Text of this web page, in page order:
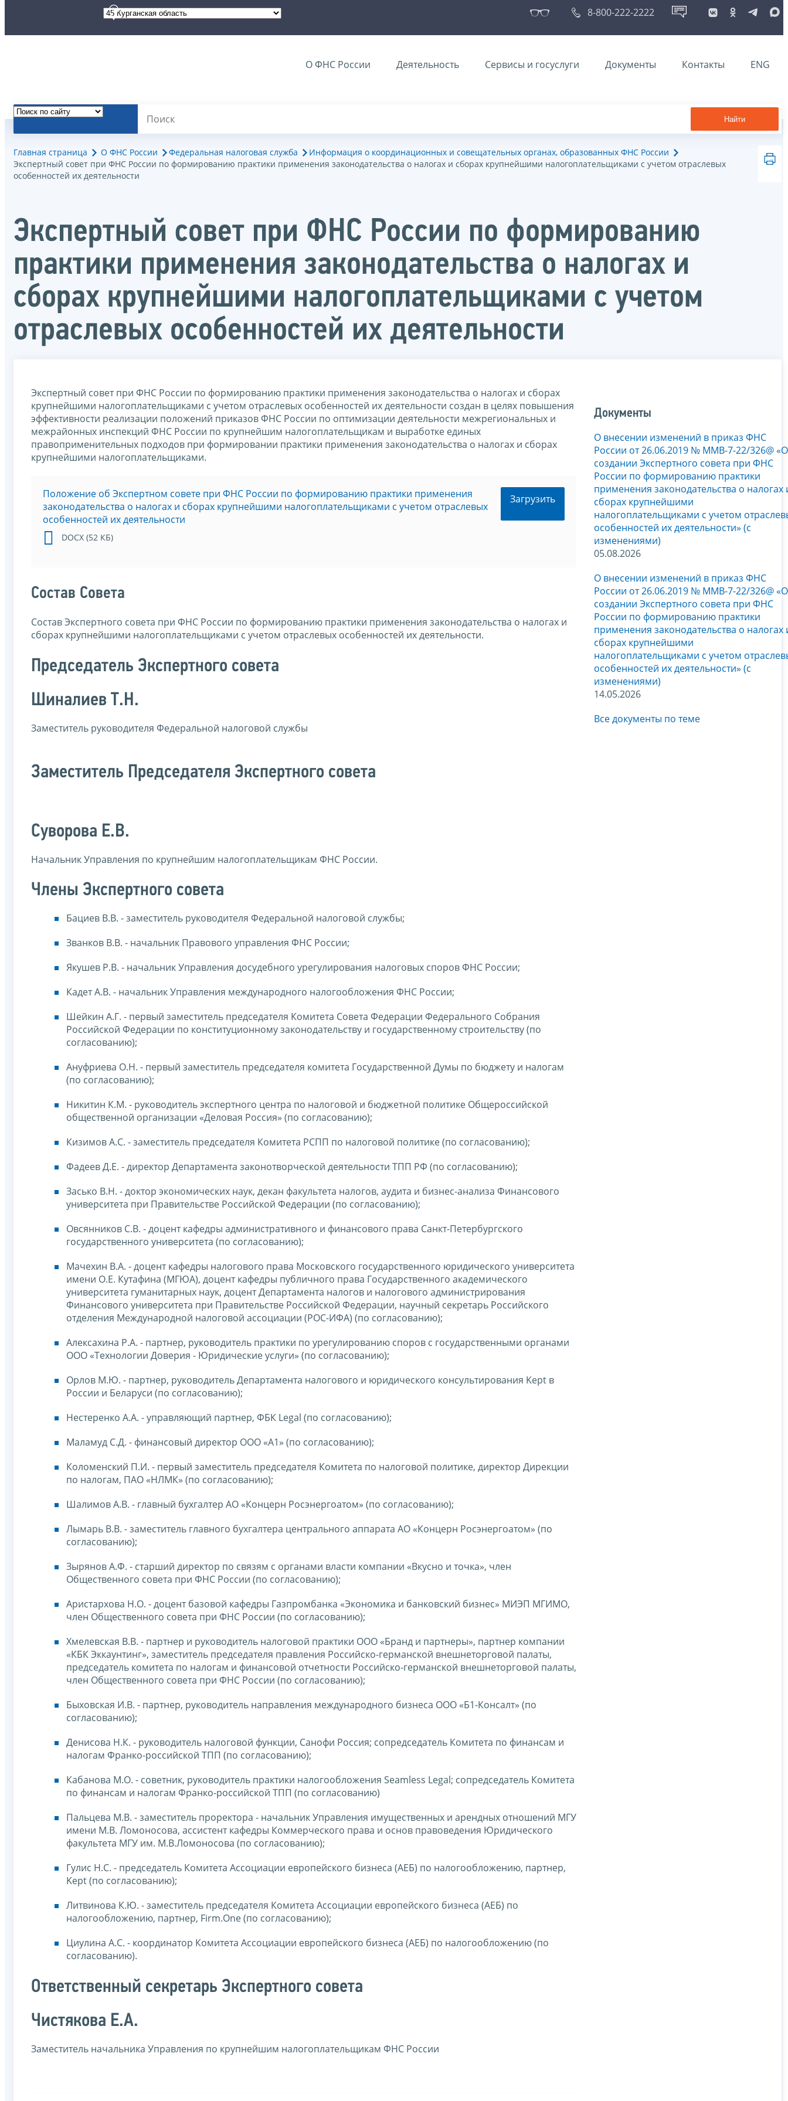
8-800-222-2222
О ФНС России Деятельность Сервисы и госуслуги Документы Контакты ENG
Найти
Главная страница О ФНС России Федеральная налоговая служба
Информация о координационных и совещательных органах, образованных ФНС России
Экспертный совет при ФНС России по формированию практики применения законодательства о налогах и сборах крупнейшими налогоплательщиками с учетом отраслевых
особенностей их деятельности
Экспертный совет при ФНС России по формированию
практики применения законодательства о налогах и
сборах крупнейшими налогоплательщиками с учетом
отраслевых особенностей их деятельности
Экспертный совет при ФНС России по формированию практики применения законодательства о налогах и сборах
крупнейшими налогоплательщиками с учетом отраслевых особенностей их деятельности создан в целях повышения
эффективности реализации положений приказов ФНС России по оптимизации деятельности межрегиональных и
межрайонных инспекций ФНС России по крупнейшим налогоплательщикам и выработке единых
правоприменительных подходов при формировании практики применения законодательства о налогах и сборах
крупнейшими налогоплательщиками.
Положение об Экспертном совете при ФНС России по формированию практики применения
законодательства о налогах и сборах крупнейшими налогоплательщиками с учетом отраслевых
особенностей их деятельности
DOCX (52 КБ)
Загрузить
Состав Совета
Состав Экспертного совета при ФНС России по формированию практики применения законодательства о налогах и
сборах крупнейшими налогоплательщиками с учетом отраслевых особенностей их деятельности.
Председатель Экспертного совета
Шиналиев Т.Н.
Заместитель руководителя Федеральной налоговой службы
Заместитель Председателя Экспертного совета
Суворова Е.В.
Начальник Управления по крупнейшим налогоплательщикам ФНС России.
Члены Экспертного совета
Бациев В.В. - заместитель руководителя Федеральной налоговой службы;
Званков В.В. - начальник Правового управления ФНС России;
Якушев Р.В. - начальник Управления досудебного урегулирования налоговых споров ФНС России;
Кадет А.В. - начальник Управления международного налогообложения ФНС России;
Шейкин А.Г. - первый заместитель председателя Комитета Совета Федерации Федерального Собрания
Российской Федерации по конституционному законодательству и государственному строительству (по
согласованию);
Ануфриева О.Н. - первый заместитель председателя комитета Государственной Думы по бюджету и налогам
(по согласованию);
Никитин К.М. - руководитель экспертного центра по налоговой и бюджетной политике Общероссийской
общественной организации «Деловая Россия» (по согласованию);
Кизимов А.С. - заместитель председателя Комитета РСПП по налоговой политике (по согласованию);
Фадеев Д.Е. - директор Департамента законотворческой деятельности ТПП РФ (по согласованию);
Засько В.Н. - доктор экономических наук, декан факультета налогов, аудита и бизнес-анализа Финансового
университета при Правительстве Российской Федерации (по согласованию);
Овсянников С.В. - доцент кафедры административного и финансового права Санкт-Петербургского
государственного университета (по согласованию);
Мачехин В.А. - доцент кафедры налогового права Московского государственного юридического университета
имени О.Е. Кутафина (МГЮА), доцент кафедры публичного права Государственного академического
университета гуманитарных наук, доцент Департамента налогов и налогового администрирования
Финансового университета при Правительстве Российской Федерации, научный секретарь Российского
отделения Международной налоговой ассоциации (РОС-ИФА) (по согласованию);
Алексахина Р.А. - партнер, руководитель практики по урегулированию споров с государственными органами
ООО «Технологии Доверия - Юридические услуги» (по согласованию);
Орлов М.Ю. - партнер, руководитель Департамента налогового и юридического консультирования Kept в
России и Беларуси (по согласованию);
Нестеренко А.А. - управляющий партнер, ФБК Legal (по согласованию);
Маламуд С.Д. - финансовый директор ООО «А1» (по согласованию);
Коломенский П.И. - первый заместитель председателя Комитета по налоговой политике, директор Дирекции
по налогам, ПАО «НЛМК» (по согласованию);
Шалимов А.В. - главный бухгалтер АО «Концерн Росэнергоатом» (по согласованию);
Лымарь В.В. - заместитель главного бухгалтера центрального аппарата АО «Концерн Росэнергоатом» (по
согласованию);
Зырянов А.Ф. - старший директор по связям с органами власти компании «Вкусно и точка», член
Общественного совета при ФНС России (по согласованию);
Аристархова Н.О. - доцент базовой кафедры Газпромбанка «Экономика и банковский бизнес» МИЭП МГИМО,
член Общественного совета при ФНС России (по согласованию);
Хмелевская В.В. - партнер и руководитель налоговой практики ООО «Бранд и партнеры», партнер компании
«КБК Эккаунтинг», заместитель председателя правления Российско-германской внешнеторговой палаты,
председатель комитета по налогам и финансовой отчетности Российско-германской внешнеторговой палаты,
член Общественного совета при ФНС России (по согласованию);
Быховская И.В. - партнер, руководитель направления международного бизнеса ООО «Б1-Консалт» (по
согласованию);
Денисова Н.К. - руководитель налоговой функции, Санофи Россия; сопредседатель Комитета по финансам и
налогам Франко-российской ТПП (по согласованию);
Кабанова М.О. - советник, руководитель практики налогообложения Seamless Legal; сопредседатель Комитета
по финансам и налогам Франко-российской ТПП (по согласованию)
Пальцева М.В. - заместитель проректора - начальник Управления имущественных и арендных отношений МГУ
имени М.В. Ломоносова, ассистент кафедры Коммерческого права и основ правоведения Юридического
факультета МГУ им. М.В.Ломоносова (по согласованию);
Гулис Н.С. - председатель Комитета Ассоциации европейского бизнеса (АЕБ) по налогообложению, партнер,
Kept (по согласованию);
Литвинова К.Ю. - заместитель председателя Комитета Ассоциации европейского бизнеса (АЕБ) по
налогообложению, партнер, Firm.One (по согласованию);
Циулина А.С. - координатор Комитета Ассоциации европейского бизнеса (АЕБ) по налогообложению (по
согласованию).
Ответственный секретарь Экспертного совета
Чистякова Е.А.
Заместитель начальника Управления по крупнейшим налогоплательщикам ФНС России
Документы
О внесении изменений в приказ ФНС
России от 26.06.2019 № ММВ-7-22/326@ «О
создании Экспертного совета при ФНС
России по формированию практики
применения законодательства о налогах
сборах крупнейшими
налогоплательщиками с учетом
особенностей их деятельности» (с
изменениями)
05.08.2026
О внесении изменений в приказ ФНС
России от 26.06.2019 № ММВ-7-22/326@ «О
создании Экспертного совета при ФНС
России по формированию практики
применения законодательства о налогах
сборах крупнейшими
налогоплательщиками с учетом
особенностей их деятельности» (с
изменениями)
14.05.2026
Все документы по теме